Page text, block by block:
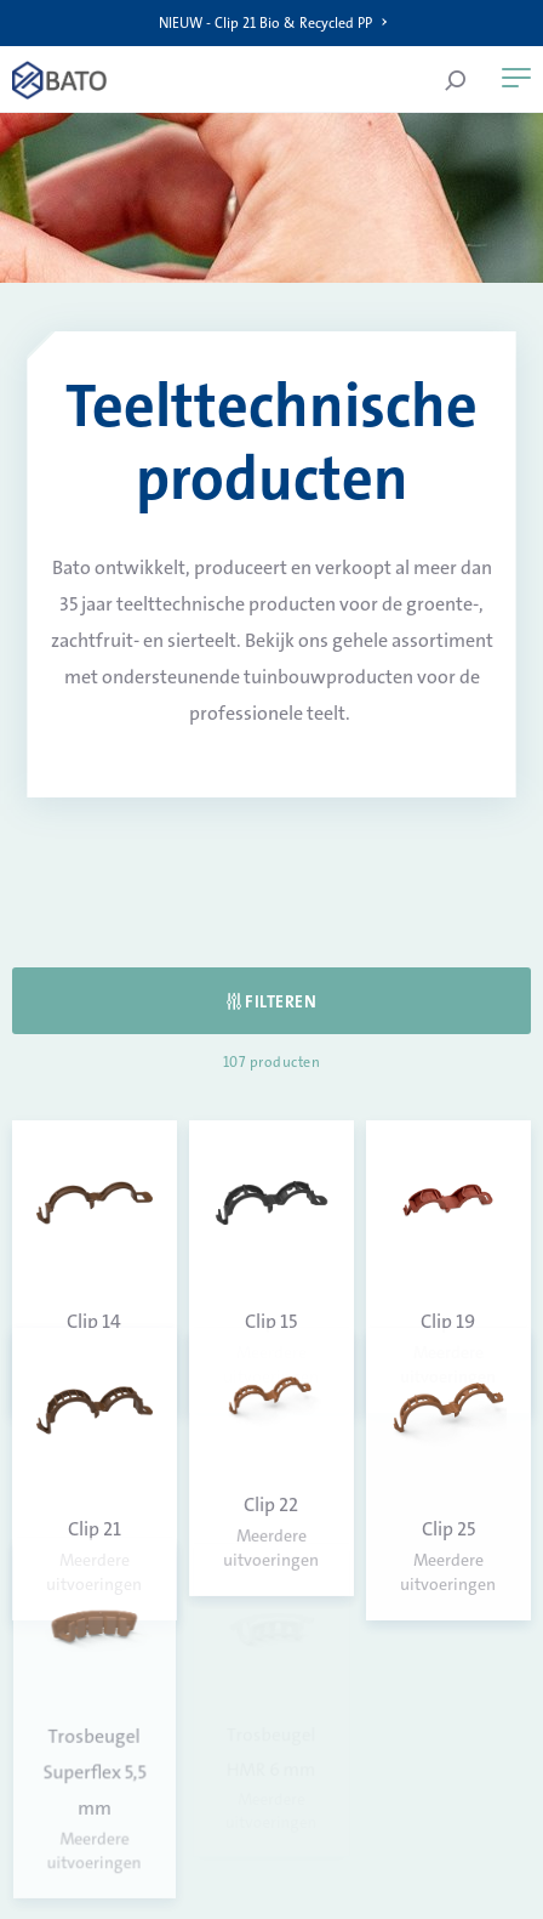
NIEUW - Clip 21 Bio & Recycled PP
Teelttechnische
producten
Bato ontwikkelt, produceert en verkoopt al meer dan
35 jaar teelttechnische producten voor de groente-,
zachtfruit- en sierteelt. Bekijk ons gehele assortiment
met ondersteunende tuinbouwproducten voor de
professionele teelt.
FILTEREN
107 producten
Clip 14 Clip 15
uitvoeringen
Clip 19
Clip 21
Clip 22
Meerdere
uitvoeringen
Clip 25
Meerdere
uitvoeringen
Trosbeugel
Superflex 5,5
mm
Meerdere
uitvoeringen